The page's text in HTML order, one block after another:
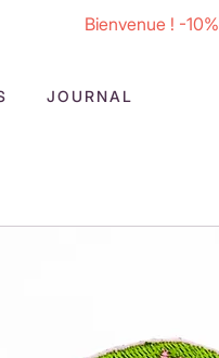
Bienvenue ! -
JOURNAL